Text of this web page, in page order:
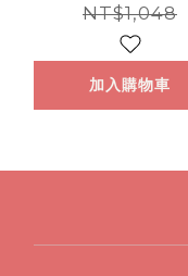
ｰﾘｯﾌﾟと風車
NT$1,048
加入購物車